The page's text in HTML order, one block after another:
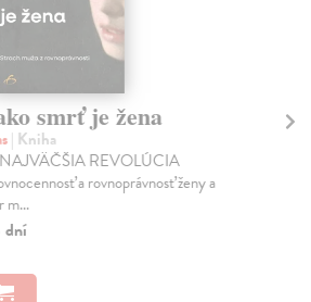
smrť je žena
| Kniha
REVOLÚCIA
a rovnoprávnosť ženy a
m...
dní